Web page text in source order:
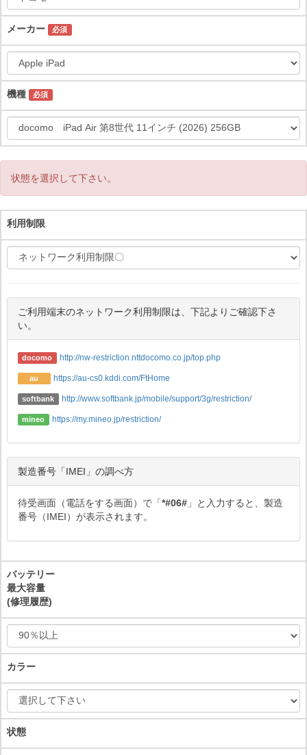
メーカー 必須
機種 必須
状態を選択して下さい。
利用制限
ご利用端末のネットワーク利用制限は、下記よりご確認下さ
い。
docomo http://nw-restriction.nttdocomo.co.jp/top.php
au https://au-cs0.kddi.com/FtHome
softbank http://www.softbank.jp/mobile/support/3g/restriction/
mineo https://my.mineo.jp/restriction/
製造番号「IMEI」の調べ方
待受画面（電話をする画面）で「*#06# 」と入力すると、製造
番号（IMEI）が表示されます。
バッテリー
最大容量
(修理履歴)
カラー
状態